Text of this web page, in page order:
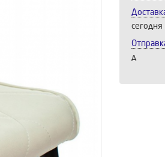
сегодня
д